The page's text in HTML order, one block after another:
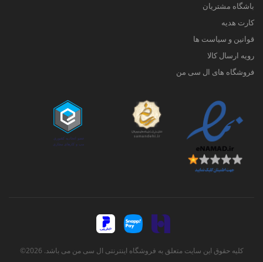
باشگاه مشتریان
کارت هدیه
قوانین و سیاست ها
رویه ارسال کالا
فروشگاه های ال سی من
کلیه حقوق این سایت متعلق به فروشگاه اینترنتی ال سی من می باشد. 2026©